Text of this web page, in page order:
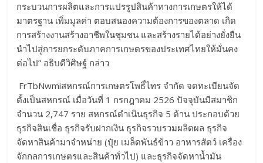
กระบวนการผลิตและการแปรรูปสินค้าทางการเกษตรให้ได้
มาตรฐาน เพิ่มมูลค่า ตอบสนองความต้องการของตลาด เกิด
การสร้างงานสร้างอาชีพในชุมชน และสร้างรายได้อย่างยั่งยืน
นำไปสู่การยกระดับภาคการเกษตรของประเทศไทยให้มั่นคง
ต่อไป” อธิบดีวิศิษฐ์ กล่าว
FrTbNwmiสหกรณ์การเกษตรโพธิ์ไทร จำกัด จดทะเบียนจัด
ตั้งเป็นสหกรณ์ เมื่อวันที่ 1 กรกฎาคม 2526 ปัจจุบันมีสมาชิก
จำนวน 2,747 ราย สหกรณ์ดำเนินธุรกิจ 5 ด้าน ประกอบด้วย
ธุรกิจสินเชื่อ ธุรกิจรับฝากเงิน ธุรกิจรวบรวมผลิตผล ธุรกิจ
จัดหาสินค้ามาจำหน่าย (ปุ๋ย เมล็ดพันธ์ข้าว อาหารสัตว์ เครื่อง
จักกลการเกษตรและสินค้าทั่วไป) และธุรกิจจัดหาน้ำมัน